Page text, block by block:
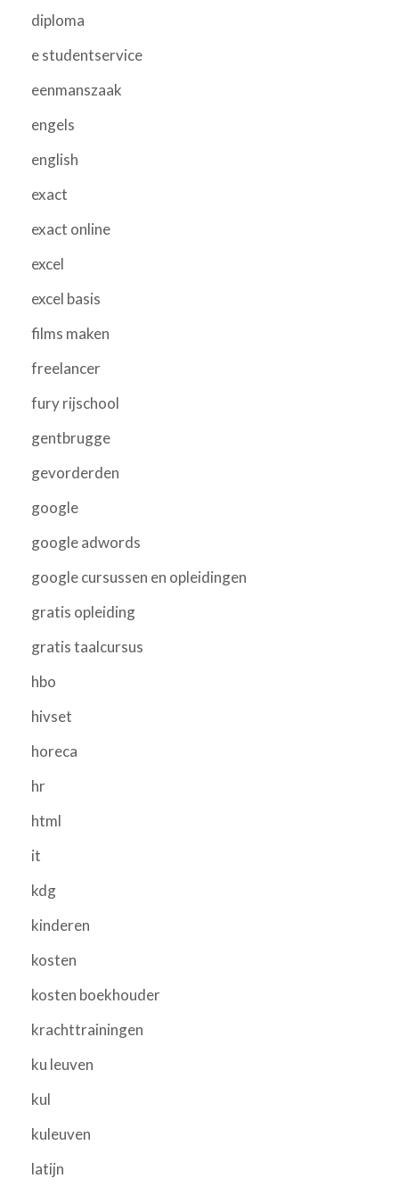
diploma
e studentservice
eenmanszaak
engels
english
exact
exact online
excel
excel basis
films maken
freelancer
fury rijschool
gentbrugge
gevorderden
google
google adwords
google cursussen en opleidingen
gratis opleiding
gratis taalcursus
hbo
hivset
horeca
hr
html
it
kdg
kinderen
kosten
kosten boekhouder
krachttrainingen
ku leuven
kul
kuleuven
latijn